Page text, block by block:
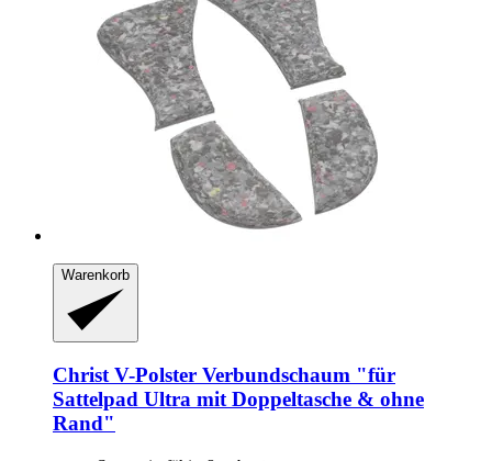
Warenkorb
Christ V-​Polster Verbundschaum "für
Sattelpad Ultra mit Doppeltasche & ohne
Rand"